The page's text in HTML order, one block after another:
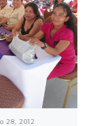
28, 2012